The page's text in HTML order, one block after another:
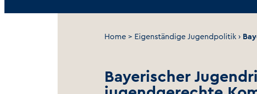
Home > Eigenständige Jugendpolitik ›
Bayerischer